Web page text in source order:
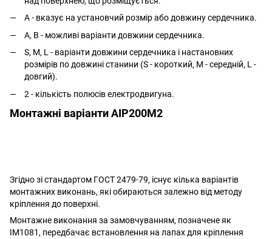
A - вказує на установчий розмір або довжину сердечника.
А, В - можливі варіанти довжини сердечника.
S, M, L - варіанти довжини сердечника і настановних
розмірів по довжині станини (S - короткий, M - середній, L -
довгий).
2 - кількість полюсів електродвигуна.
Монтажні варіанти АІР200M2
Згідно зі стандартом ГОСТ 2479-79, існує кілька варіантів
монтажних виконань, які обираються залежно від методу
кріплення до поверхні.
Монтажне виконання за замовчуванням, позначене як
IM1081, передбачає встановлення на лапах для кріплення